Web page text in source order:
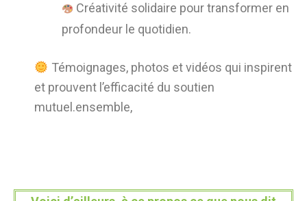
Créativité solidaire pour transformer en
profondeur le quotidien.
Témoignages, photos et vidéos qui inspirent
et prouvent l’efficacité du soutien
mutuel.ensemble,